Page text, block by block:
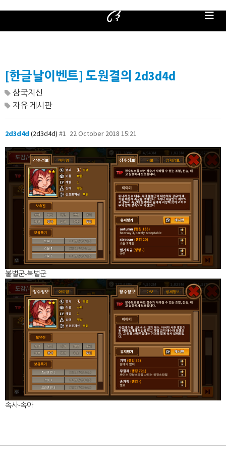
[한글날이벤트] 도원결의 2d3d4d
삼국지신
자유 게시판
2d3d4d (2d3d4d) 22 October 2018 15:21
#1
불벌군-북벌군
속사-속아